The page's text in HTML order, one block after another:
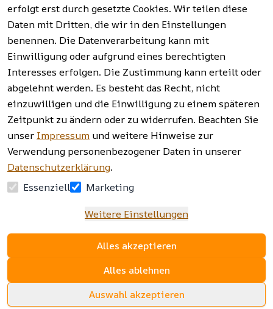
erfolgt erst durch gesetzte Cookies. Wir teilen diese
Daten mit Dritten, die wir in den Einstellungen
benennen. Die Datenverarbeitung kann mit
Einwilligung oder aufgrund eines berechtigten
Interesses erfolgen. Die Zustimmung kann erteilt oder
abgelehnt werden. Es besteht das Recht, nicht
einzuwilligen und die Einwilligung zu einem späteren
Zeitpunkt zu ändern oder zu widerrufen. Beachten Sie
unser Impressum und weitere Hinweise zur
Verwendung personenbezogener Daten in unserer
Datenschutzerklärung.
Essenziell
Marketing
Weitere Einstellungen
Alles akzeptieren
Alles ablehnen
Auswahl akzeptieren
Vertrag
widerrufen
Facebook |
Instagram |
Newsletter
AGB | Impressum |
Datenschutzerklärung |
Barrierefreiheitserklärung |
Widerrufsrecht
www.sopomarkt24.de